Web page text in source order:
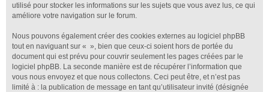
utilisé pour stocker les informations sur les sujets que vous avez lus, ce qui
améliore votre navigation sur le forum.
Nous pouvons également créer des cookies externes au logiciel phpBB
tout en naviguant sur « », bien que ceux-ci soient hors de portée du
document qui est prévu pour couvrir seulement les pages créées par le
logiciel phpBB. La seconde manière est de récupérer l’information que
vous nous envoyez et que nous collectons. Ceci peut être, et n’est pas
limité à : la publication de message en tant qu’utilisateur invité (désignée